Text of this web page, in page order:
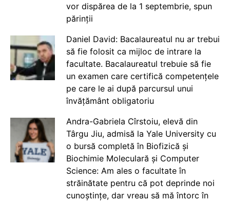
vor dispărea de la 1 septembrie, spun
părinții
Daniel David: Bacalaureatul nu ar trebui
să fie folosit ca mijloc de intrare la
facultate. Bacalaureatul trebuie să fie
un examen care certifică competențele
pe care le ai după parcursul unui
învățământ obligatoriu
Andra-Gabriela Cîrstoiu, elevă din
Târgu Jiu, admisă la Yale University cu
o bursă completă în Biofizică și
Biochimie Moleculară și Computer
Science: Am ales o facultate în
străinătate pentru că pot deprinde noi
cunoștințe, dar vreau să mă întorc în